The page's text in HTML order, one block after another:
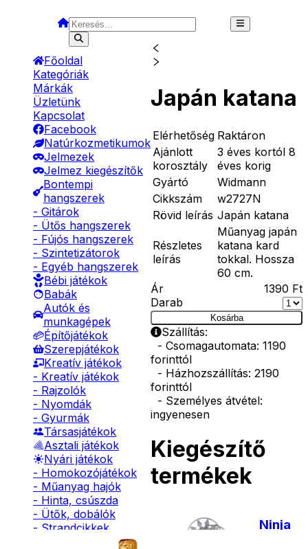
Főoldal
Kategóriák
Márkák
Üzletünk
Kapcsolat
Facebook
Natúrkozmetikumok
Jelmezek
Jelmez kiegészítők
Bontempi
hangszerek
- Gitárok
- Ütős hangszerek
- Fújós hangszerek
- Szintetizátorok
- Egyéb hangszerek
Bébi játékok
Babák
Autók és
munkagépek
Építőjátékok
Szerepjátékok
Kreatív játékok
- Kreatív játékok
- Rajzolók
- Nyomdák
- Gyurmák
Társasjátékok
Asztali játékok
Nyári játékok
- Homokozójátékok
- Műanyag hajók
- Hinta, csúszda
- Ütők, dobálók
- Strandcikkek
- Egyéb nyári játékok
Japán katana
Elérhetőség Raktáron
Ajánlott
korosztály
3 éves kortól 8
éves korig
Gyártó
Widmann
Cikkszám
w2727N
Rövid leírás Japán katana
Részletes
leírás
Műanyag japán
katana kard
tokkal. Hossza
60 cm.
Ár
1390 Ft
Darab
Kosárba
Szállítás:
- Csomagautomata: 1190
forinttól
- Házhozszállítás: 2190
forinttól
- Személyes átvétel:
ingyenesen
Kiegészítő
termékek
Ninja